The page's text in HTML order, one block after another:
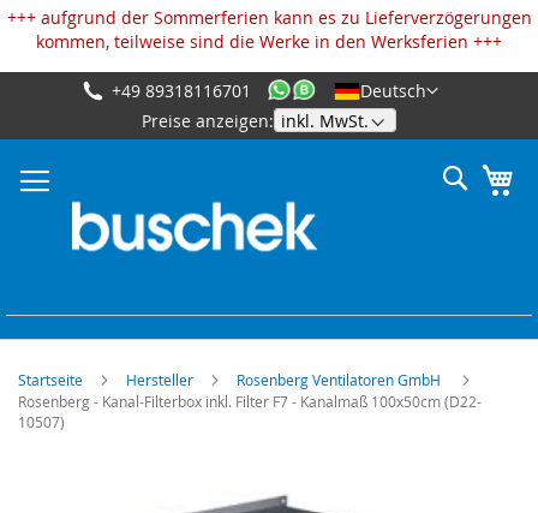
+++ aufgrund der Sommerferien kann es zu Lieferverzögerungen
kommen, teilweise sind die Werke in den Werksferien +++
Zum
Inhalt
Deutsch
Preise anzeigen:
+49 89318116701
Suche
Startseite Hersteller
Rosenberg Ventilatoren GmbH
Rosenberg - Kanal-Filterbox inkl. Filter F7 - Kanalmaß 100x50cm (D22-
10507)
Cookie-Einstellungen